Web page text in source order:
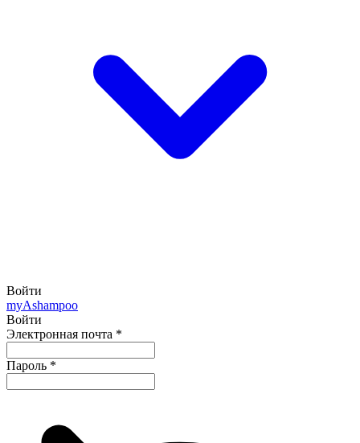
Войти
myAshampoo
Войти
Электронная почта *
Пароль *